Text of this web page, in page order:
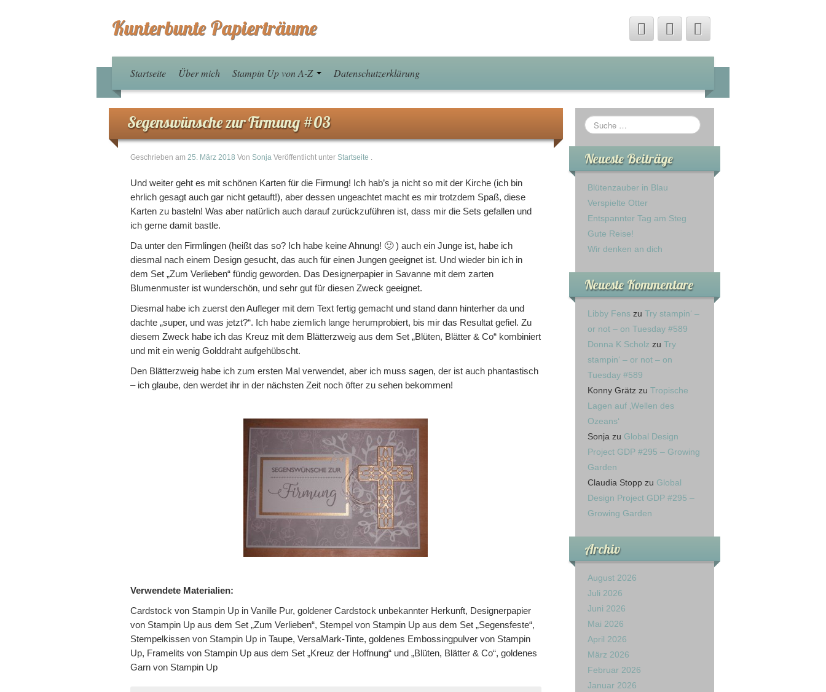
Kunterbunte Papierträume
Startseite Über mich Stampin Up von A-Z Datenschutzerklärung
Segenswünsche zur Firmung #03
Geschrieben am 25. März 2018 Von Sonja Veröffentlicht unter Startseite .
Und weiter geht es mit schönen Karten für die Firmung! Ich hab’s ja nicht so mit der Kirche (ich bin
ehrlich gesagt auch gar nicht getauft!), aber dessen ungeachtet macht es mir trotzdem Spaß, diese
Karten zu basteln! Was aber natürlich auch darauf zurückzuführen ist, dass mir die Sets gefallen und
ich gerne damit bastle.
Da unter den Firmlingen (heißt das so? Ich habe keine Ahnung! 🙂 ) auch ein Junge ist, habe ich
diesmal nach einem Design gesucht, das auch für einen Jungen geeignet ist. Und wieder bin ich in
dem Set „Zum Verlieben“ fündig geworden. Das Designerpapier in Savanne mit dem zarten
Blumenmuster ist wunderschön, und sehr gut für diesen Zweck geeignet.
Diesmal habe ich zuerst den Aufleger mit dem Text fertig gemacht und stand dann hinterher da und
dachte „super, und was jetzt?“. Ich habe ziemlich lange herumprobiert, bis mir das Resultat gefiel. Zu
diesem Zweck habe ich das Kreuz mit dem Blätterzweig aus dem Set „Blüten, Blätter & Co“ kombiniert
und mit ein wenig Golddraht aufgehübscht.
Den Blätterzweig habe ich zum ersten Mal verwendet, aber ich muss sagen, der ist auch phantastisch
– ich glaube, den werdet ihr in der nächsten Zeit noch öfter zu sehen bekommen!
Verwendete Materialien:
Cardstock von Stampin Up in Vanille Pur, goldener Cardstock unbekannter Herkunft, Designerpapier
von Stampin Up aus dem Set „Zum Verlieben“, Stempel von Stampin Up aus dem Set „Segensfeste“,
Stempelkissen von Stampin Up in Taupe, VersaMark-Tinte, goldenes Embossingpulver von Stampin
Up, Framelits von Stampin Up aus dem Set „Kreuz der Hoffnung“ und „Blüten, Blätter & Co“, goldenes
Garn von Stampin Up
Neueste Beiträge
Blütenzauber in Blau
Verspielte Otter
Entspannter Tag am Steg
Gute Reise!
Wir denken an dich
Neueste Kommentare
Libby Fenszu Try stampin‘ –
or not – on Tuesday #589
Donna K Scholz zu Try
stampin‘ – or not – on
Tuesday #589
Konny Grätz zu Tropische
Lagen auf ‚Wellen des
Ozeans‘
Sonja zu Global Design
Project GDP #295 – Growing
Garden
Claudia Stoppzu Global
Design Project GDP #295 –
Growing Garden
Archiv
August 2026
Juli 2026
Juni 2026
Mai 2026
April 2026
März 2026
Februar 2026
Januar 2026